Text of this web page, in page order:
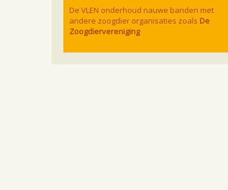
De VLEN onderhoud nauwe banden met
andere zoogdier organisaties zoals De
Zoogdiervereniging